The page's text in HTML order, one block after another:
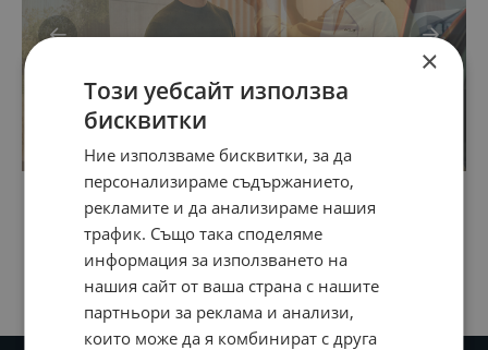
×
Този уебсайт използва
бисквитки
Ние използваме бисквитки, за да
персонализираме съдържанието,
рекламите и да анализираме нашия
трафик. Също така споделяме
информация за използването на
нашия сайт от ваша страна с нашите
партньори за реклама и анализи,
които може да я комбинират с друга